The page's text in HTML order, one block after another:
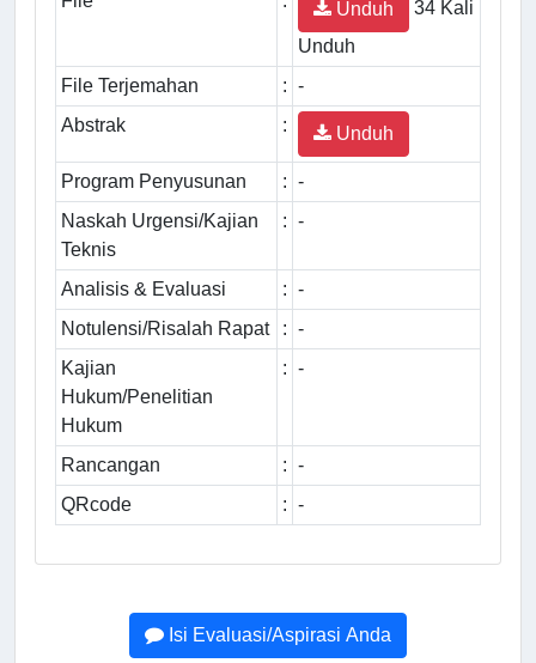
Unduh
34 Kali
Unduh
File Terjemahan
: -
Abstrak
: Unduh
Program Penyusunan : -
Naskah Urgensi/Kajian
Teknis
: -
Analisis & Evaluasi : -
Notulensi/Risalah Rapat
: -
Kajian
Hukum/Penelitian
Hukum
: -
Rancangan : -
QRcode
: -
Isi Evaluasi/Aspirasi Anda